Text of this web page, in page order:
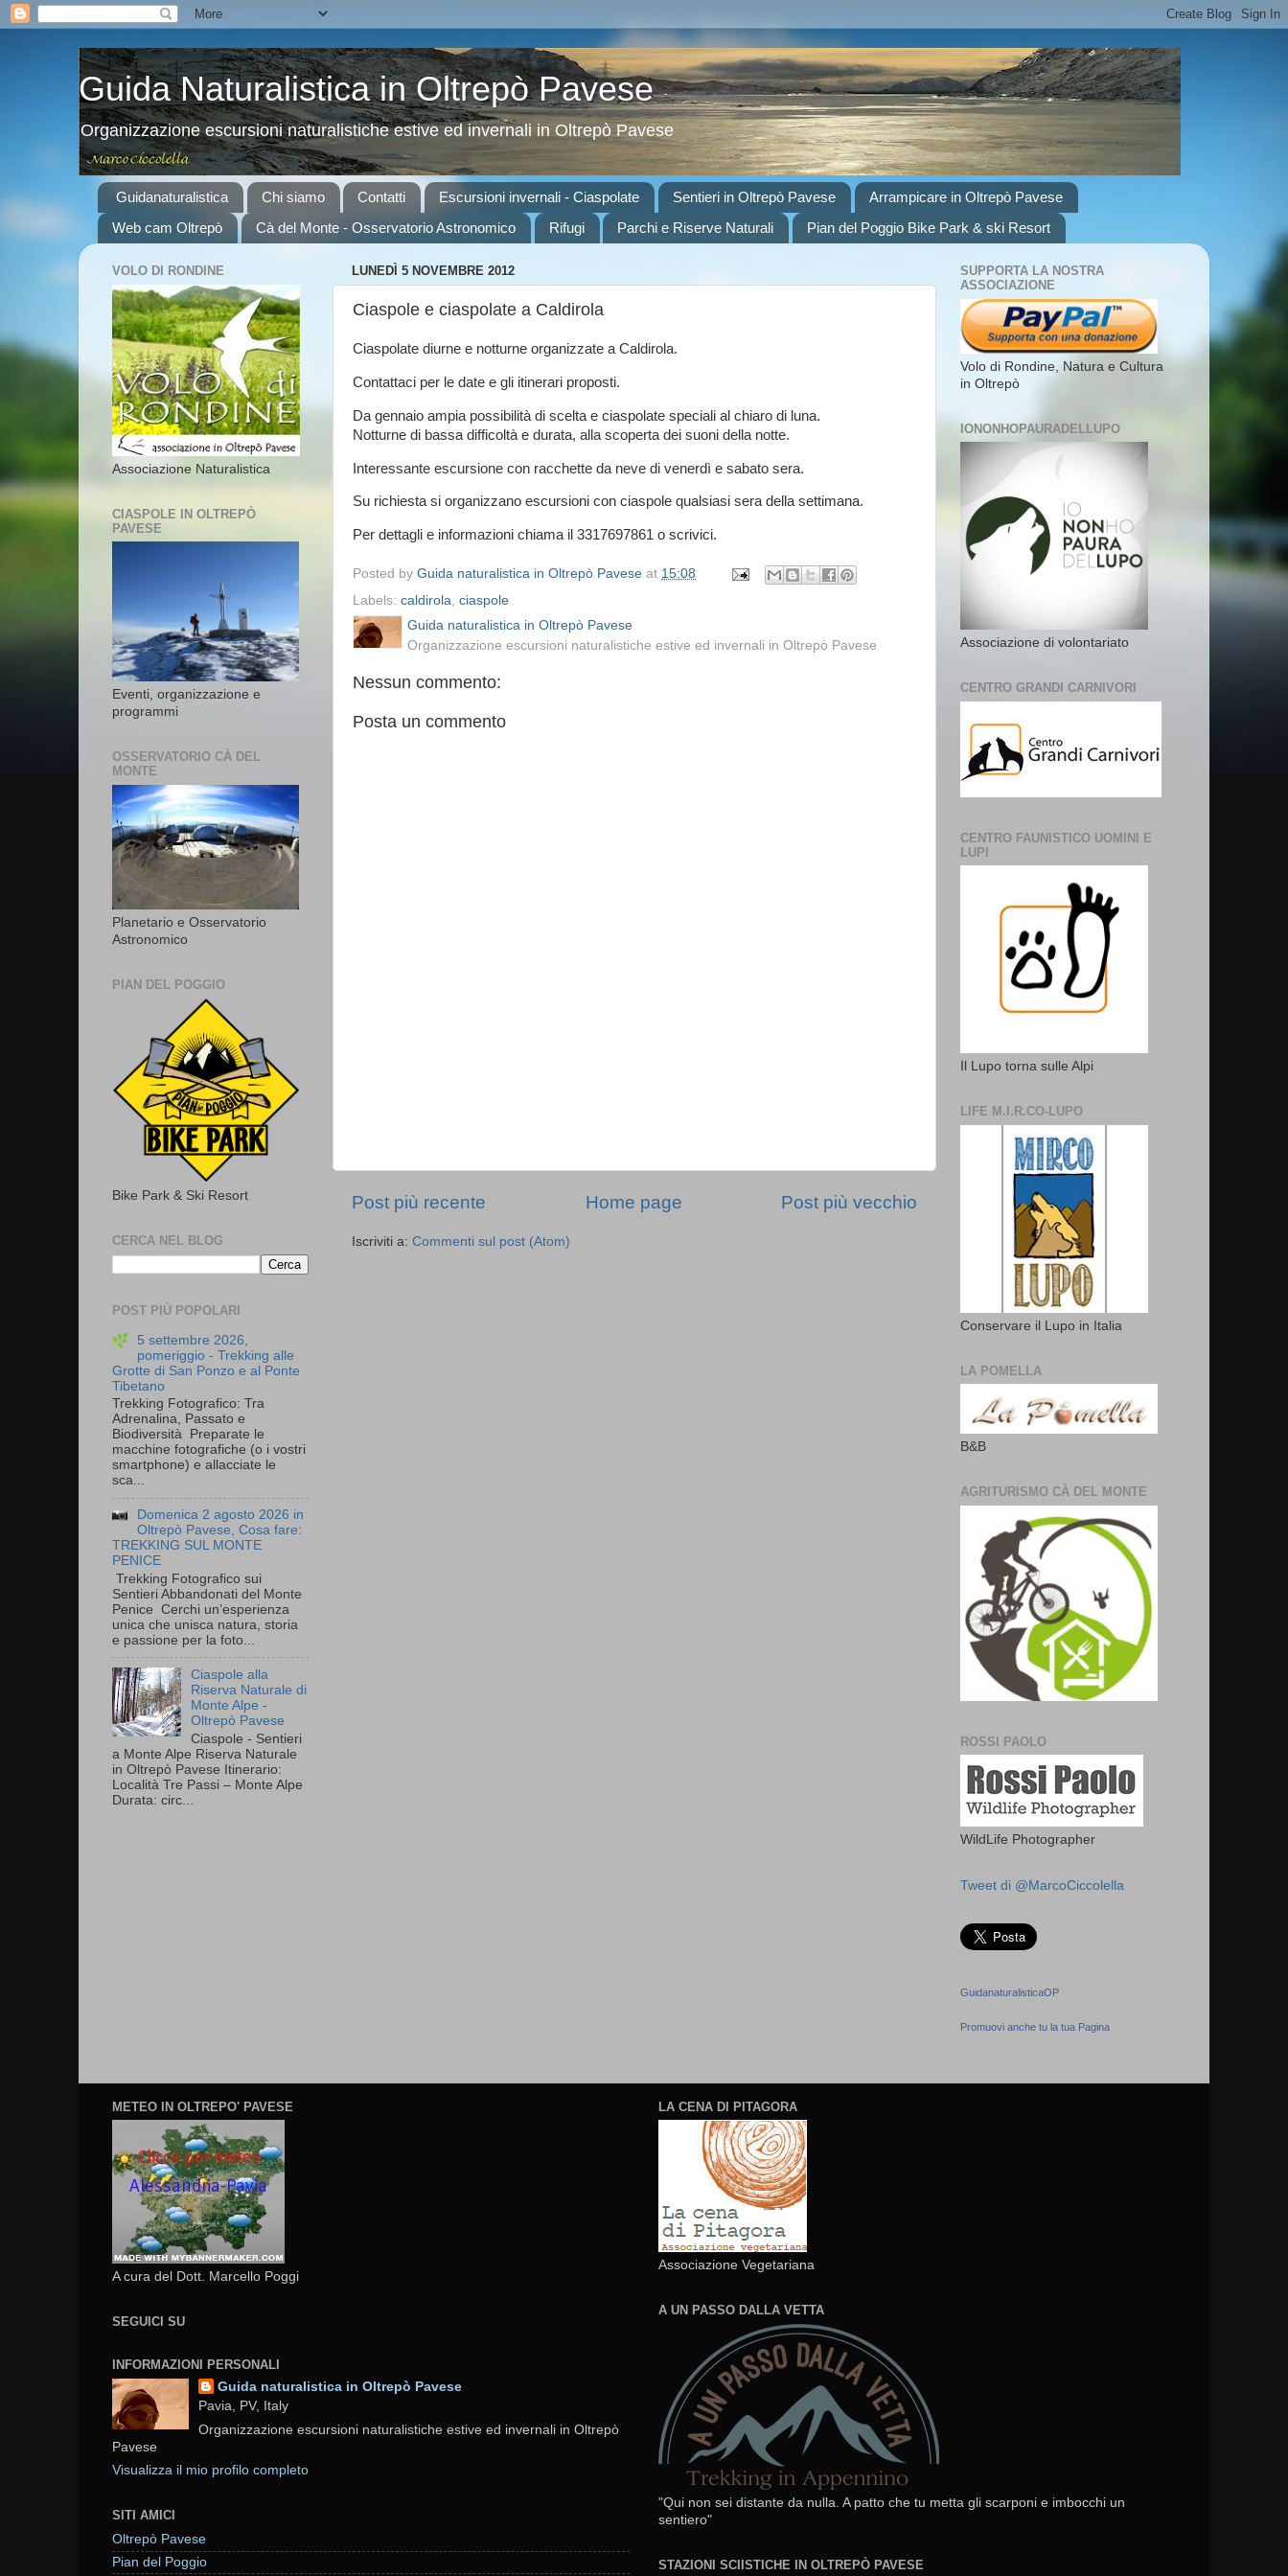
Guida Naturalistica in Oltrepò Pavese
Organizzazione escursioni naturalistiche estive ed invernali in Oltrepò Pavese
Guidanaturalistica Chi siamo Contatti Escursioni invernali - Ciaspolate Sentieri in Oltrepò Pavese
Arrampicare in Oltrepò Pavese
Web cam Oltrepò
Cà del Monte - Osservatorio Astronomico Rifugi Parchi e Riserve Naturali Pian del Poggio Bike Park & ski Resort
LUNEDÌ 5 NOVEMBRE 2012
Ciaspole e ciaspolate a Caldirola
Ciaspolate diurne e notturne organizzate a Caldirola.
Contattaci per le date e gli itinerari proposti.
Da gennaio ampia possibilità di scelta e ciaspolate speciali al chiaro di luna.
Notturne di bassa difficoltà e durata, alla scoperta dei suoni della notte.
Interessante escursione con racchette da neve di venerdì e sabato sera.
Su richiesta si organizzano escursioni con ciaspole qualsiasi sera della settimana.
Per dettagli e informazioni chiama il 3317697861 o scrivici.
Posted by Guida naturalistica in Oltrepò Pavese at 15:08
Labels: caldirola ciaspole
Guida naturalistica in Oltrepò Pavese
Organizzazione escursioni naturalistiche estive ed invernali in Oltrepò Pavese
Nessun commento:
Posta un commento
Post più recente Post più vecchio
Home page
Iscriviti a: Commenti sul post (Atom)
VOLO DI RONDINE
Associazione Naturalistica
CIASPOLE IN OLTREPÒ
PAVESE
Eventi, organizzazione e
programmi
OSSERVATORIO CÀ DEL
MONTE
Planetario e Osservatorio
Astronomico
PIAN DEL POGGIO
Bike Park & Ski Resort
CERCA NEL BLOG
POST PIÙ POPOLARI
5 settembre 2026,
pomeriggio - Trekking alle
Grotte di San Ponzo e al Ponte
Tibetano
Trekking Fotografico: Tra
Adrenalina, Passato e
Biodiversità Preparate le
macchine fotografiche (o i vostri
smartphone) e allacciate le
sca...
Domenica 2 agosto 2026 in
Oltrepò Pavese, Cosa fare:
TREKKING SUL MONTE
PENICE
Trekking Fotografico sui
Sentieri Abbandonati del Monte
Penice Cerchi un’esperienza
unica che unisca natura, storia
e passione per la foto...
Ciaspole alla
Riserva Naturale di
Monte Alpe -
Oltrepò Pavese
Ciaspole - Sentieri
a Monte Alpe Riserva Naturale
in Oltrepò Pavese Itinerario:
Località Tre Passi – Monte Alpe
Durata: circ...
SUPPORTA LA NOSTRA
ASSOCIAZIONE
Volo di Rondine, Natura e Cultura
in Oltrepò
IONONHOPAURADELLUPO
Associazione di volontariato
CENTRO GRANDI CARNIVORI
CENTRO FAUNISTICO UOMINI E
LUPI
Il Lupo torna sulle Alpi
LIFE M.I.R.CO-LUPO
Conservare il Lupo in Italia
LA POMELLA
B&B
AGRITURISMO CÀ DEL MONTE
ROSSI PAOLO
WildLife Photographer
Tweet di @MarcoCiccolella
GuidanaturalisticaOP
Promuovi anche tu la tua Pagina
METEO IN OLTREPO' PAVESE
A cura del Dott. Marcello Poggi
SEGUICI SU
INFORMAZIONI PERSONALI
Guida naturalistica in Oltrepò Pavese
Pavia, PV, Italy
Organizzazione escursioni naturalistiche estive ed invernali in Oltrepò
Pavese
Visualizza il mio profilo completo
SITI AMICI
Oltrepò Pavese
Pian del Poggio
LA CENA DI PITAGORA
Associazione Vegetariana
A UN PASSO DALLA VETTA
"Qui non sei distante da nulla. A patto che tu metta gli scarponi e imbocchi un
sentiero"
STAZIONI SCIISTICHE IN OLTREPÒ PAVESE